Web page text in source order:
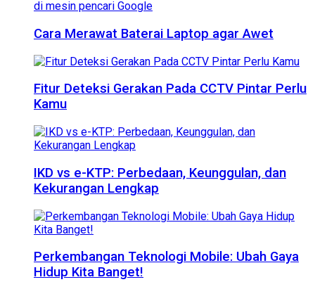
Cara Merawat Baterai Laptop agar Awet
Fitur Deteksi Gerakan Pada CCTV Pintar Perlu
Kamu
IKD vs e-KTP: Perbedaan, Keunggulan, dan
Kekurangan Lengkap
Perkembangan Teknologi Mobile: Ubah Gaya
Hidup Kita Banget!